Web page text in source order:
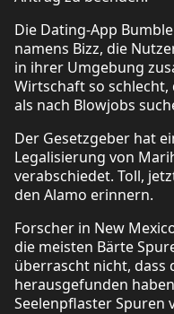
Die Dating-App
namens Bizz, die
in ihrer Umgebung
Wirtschaft so schlecht,
als nach Blowjobs
Der Gesetzgeber hat
Legalisierung von
verabschiedet. Toll,
den Alamo erinnern.
Forscher in New
die meisten Bärte
überrascht nicht, dass
herausgefunden
Seelenpflaster Spuren